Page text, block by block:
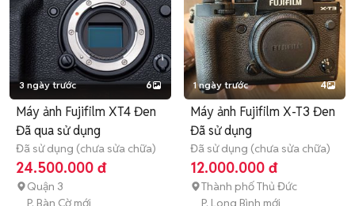
3 ngày trước 6
Máy ảnh Fujifilm XT4 Đen
Đã qua sử dụng
Đã sử dụng (chưa sửa chữa)
24.500.000 đ
Quận 3
P. Bàn Cờ mới
1 ngày trước 4
Máy ảnh Fujifilm X-T3 Đen
Đã sử dụng
Đã sử dụng (chưa sửa chữa)
12.000.000 đ
Thành phố Thủ Đức
P. Long Bình mới